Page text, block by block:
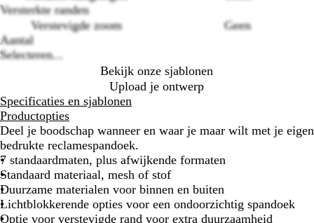
Versterkte randen
Verstevigde zoom
Geen
Aantal
Selecteren...
Bekijk onze sjablonen
Upload je ontwerp
Specificaties en sjablonen
Productopties
Deel je boodschap wanneer en waar je maar wilt met je eigen
bedrukte reclamespandoek.
7 standaardmaten, plus afwijkende formaten
Standaard materiaal, mesh of stof
Duurzame materialen voor binnen en buiten
Lichtblokkerende opties voor een ondoorzichtig spandoek
Optie voor verstevigde rand voor extra duurzaamheid